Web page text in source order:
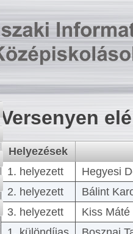
Versenyen
Helyezések
1. helyezett
Hegyesi
2. helyezett
Bálint
3. helyezett
Kiss